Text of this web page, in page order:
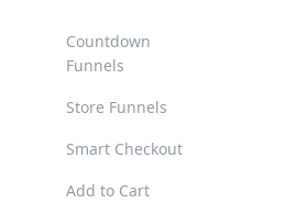
Countdown
Funnels
Store Funnels
Smart Checkout
Add to Cart